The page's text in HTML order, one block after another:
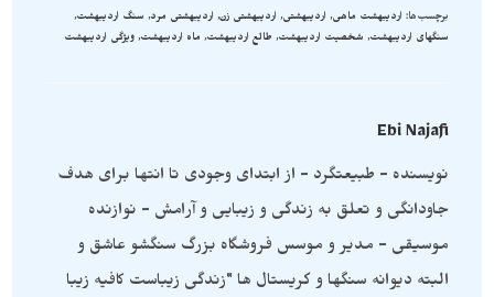
برچسب‌ها: اردیبهشت ماهی, اردیبهشتی, اردیبهشتی زن, اردیبهشتی مرد, سنگ اردیبهشت,
سنگهای اردیبهشت, شخصیت اردیبهشت, طالع اردیبهشت, ماه اردیبهشت, ویژگی اردیبهشت
Ebi Najafi
نویسنده - طبیعتگرد - از ابتدای وجودی تا انتها برای هدف
جاودانگی و تعلق به زندگی و زیبایی و آرامش - نوازنده
موسیقی - مدیر و موسس فروشگاه بزرگ سنگشو عاشق و
البته دیوانه سنگها و کریستال ها "زندگی زیباست کافیه زیبا